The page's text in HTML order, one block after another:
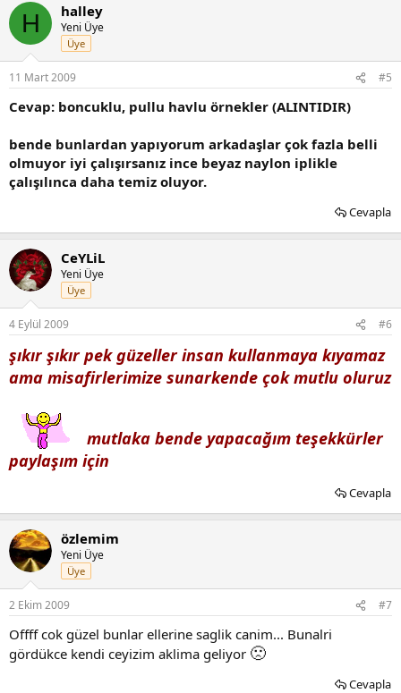
H halley
Yeni Üye
Üye
11 Mart 2009 #5
Cevap: boncuklu, pullu havlu örnekler (ALINTIDIR)
bende bunlardan yapıyorum arkadaşlar çok fazla belli
olmuyor iyi çalışırsanız ince beyaz naylon iplikle
çalışılınca daha temiz oluyor.
Cevapla
CeYLiL
Yeni Üye
Üye
4 Eylül 2009 #6
şıkır şıkır pek güzeller insan kullanmaya kıyamaz
ama misafirlerimize sunarkende çok mutlu oluruz
mutlaka bende yapacağım teşekkürler
paylaşım için
Cevapla
özlemim
Yeni Üye
Üye
2 Ekim 2009 #7
Offff cok güzel bunlar ellerine saglik canim... Bunalri
gördükce kendi ceyizim aklima geliyor 🙁
Cevapla